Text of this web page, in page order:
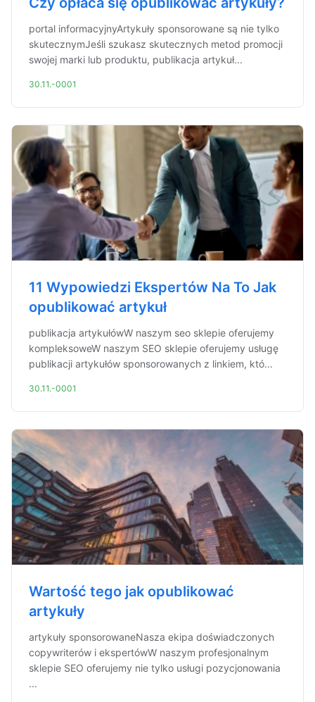
portal informacyjnyArtykuły sponsorowane są nie tylko
skutecznymJeśli szukasz skutecznych metod promocji
swojej marki lub produktu, publikacja artykuł...
30.11.-0001
11 Wypowiedzi Ekspertów Na To Jak
opublikować artykuł
publikacja artykułówW naszym seo sklepie oferujemy
kompleksoweW naszym SEO sklepie oferujemy usługę
publikacji artykułów sponsorowanych z linkiem, któ...
30.11.-0001
Wartość tego jak opublikować
artykuły
artykuły sponsorowaneNasza ekipa doświadczonych
copywriterów i ekspertówW naszym profesjonalnym
sklepie SEO oferujemy nie tylko usługi pozycjonowania
...